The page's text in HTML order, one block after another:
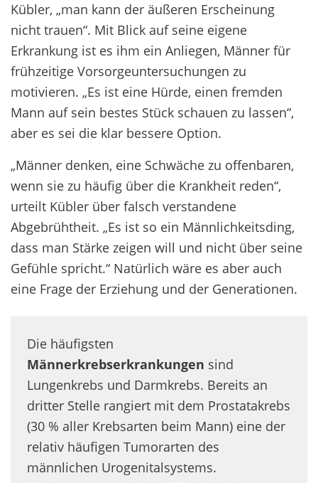
Kübler, „man kann der äußeren Erscheinung
nicht trauen“. Mit Blick auf seine eigene
Erkrankung ist es ihm ein Anliegen, Männer für
frühzeitige Vorsorgeuntersuchungen zu
motivieren. „Es ist eine Hürde, einen fremden
Mann auf sein bestes Stück schauen zu lassen“,
aber es sei die klar bessere Option.
„Männer denken, eine Schwäche zu offenbaren,
wenn sie zu häufig über die Krankheit reden“,
urteilt Kübler über falsch verstandene
Abgebrühtheit. „Es ist so ein Männlichkeitsding,
dass man Stärke zeigen will und nicht über seine
Gefühle spricht.“ Natürlich wäre es aber auch
eine Frage der Erziehung und der Generationen.
Die häufigsten
Männerkrebserkrankungen sind
Lungenkrebs und Darmkrebs. Bereits an
dritter Stelle rangiert mit dem Prostatakrebs
(30 % aller Krebsarten beim Mann) eine der
relativ häufigen Tumorarten des
männlichen Urogenitalsystems.